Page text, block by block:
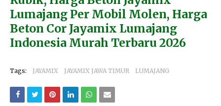
Lumajang Per Mobil Molen, Harga
Beton Cor Jayamix Lumajang
Indonesia Murah Terbaru 2026
Tags: JAYAMIX JAYAMIX JAWA TIMUR LUMAJANG